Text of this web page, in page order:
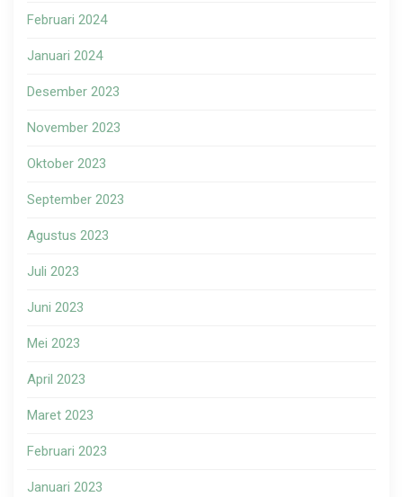
Februari 2024
Januari 2024
Desember 2023
November 2023
Oktober 2023
September 2023
Agustus 2023
Juli 2023
Juni 2023
Mei 2023
April 2023
Maret 2023
Februari 2023
Januari 2023